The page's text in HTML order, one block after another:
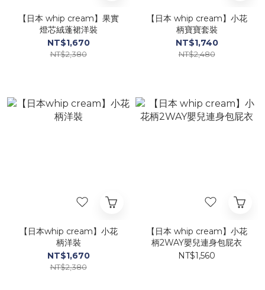
【日本 whip cream】果實
燈芯絨蓬裙洋裝
NT$1,670
NT$2,380
【日本 whip cream】小花
柄寶寶套裝
NT$1,740
NT$2,480
【日本whip cream】小花
柄洋裝
NT$1,670
NT$2,380
【日本 whip cream】小花
柄2WAY嬰兒連身包屁衣
NT$1,560